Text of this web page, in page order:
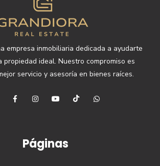
empresa inmobiliaria dedicada a ayudarte
propiedad ideal. Nuestro compromiso es
servicio y asesoría en bienes raíces.
Páginas